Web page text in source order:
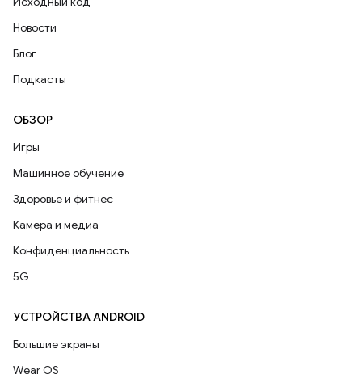
Новости
Блог
Подкасты
ОБЗОР
Игры
Машинное обучение
Здоровье и фитнес
Камера и медиа
Конфиденциальность
5G
УСТРОЙСТВА ANDROID
Большие экраны
Wear OS